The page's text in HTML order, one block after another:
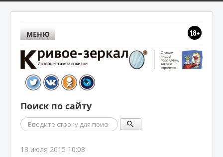
МЕНЮ
Поиск по сайту
Поиск
13 июля 2015 10:08